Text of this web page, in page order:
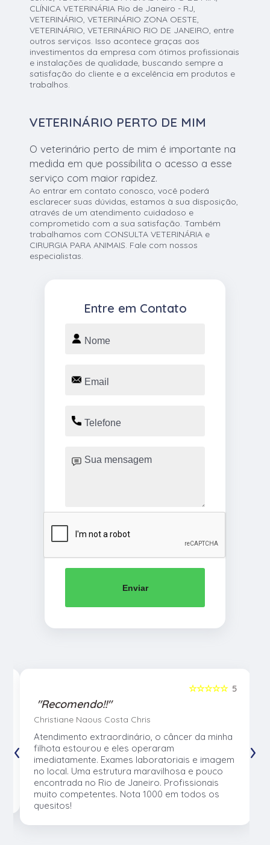
CLÍNICA VETERINÁRIA Rio de Janeiro - RJ,
VETERINÁRIO, VETERINÁRIO ZONA OESTE,
VETERINÁRIO, VETERINÁRIO RIO DE JANEIRO, entre
outros serviços. Isso acontece graças aos
investimentos da empresa com ótimos profissionais
e instalações de qualidade, buscando sempre a
satisfação do cliente e a excelência em produtos e
trabalhos.
VETERINÁRIO PERTO DE MIM
O veterinário perto de mim é importante na
medida em que possibilita o acesso a esse
serviço com maior rapidez.
Ao entrar em contato conosco, você poderá
esclarecer suas dúvidas, estamos à sua disposição,
através de um atendimento cuidadoso e
comprometido com a sua satisfação. Também
trabalhamos com CONSULTA VETERINÁRIA e
CIRURGIA PARA ANIMAIS. Fale com nossos
especialistas.
Entre em Contato
Enviar
5
☆☆☆☆☆
"Recomendo!!"
Christiane Naous Costa Chris
Atendimento extraordinário, o câncer da minha
filhota estourou e eles operaram
imediatamente. Exames laboratoriais e imagem
no local. Uma estrutura maravilhosa e pouco
encontrada no Rio de Janeiro. Profissionais
muito competentes. Nota 1000 em todos os
quesitos!
‹ ›